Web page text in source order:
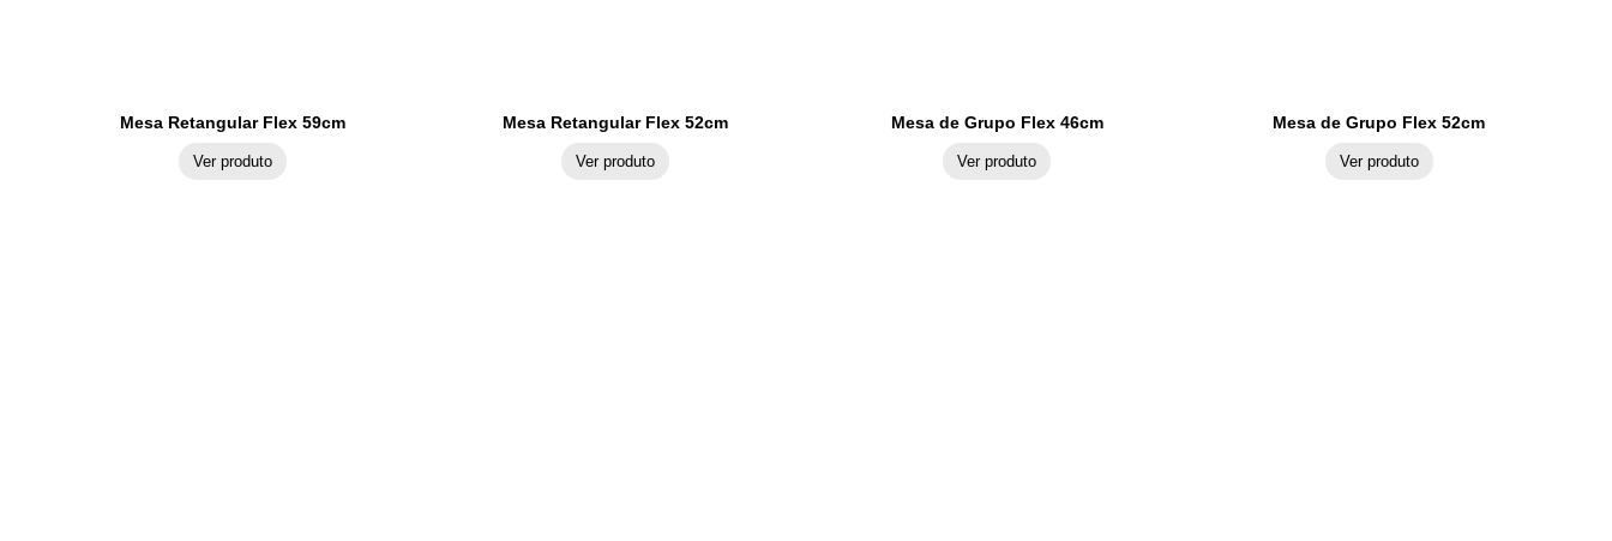
Mesa Retangular Flex 59cm
Ver produto
Mesa Retangular Flex 52cm
Ver produto
Mesa de Grupo Flex 46cm
Ver produto
Mesa de Grupo Flex 52cm
Ver produto